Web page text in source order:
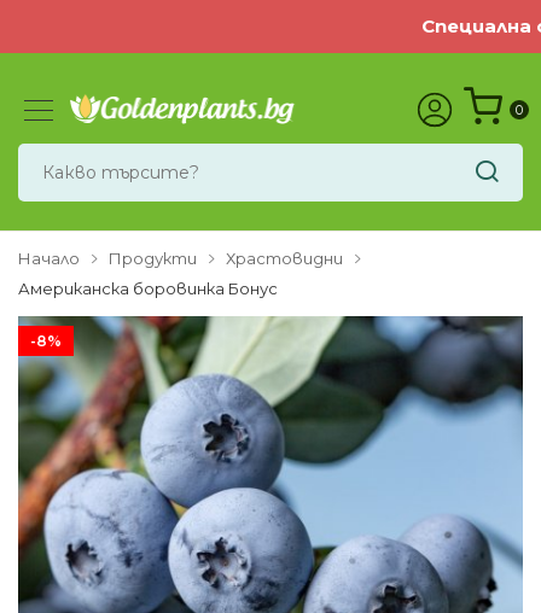
Специална
0
Начало Продукти
Храстовидни
Американска боровинка Бонус
-8%